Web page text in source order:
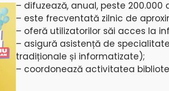
– difuzează, anual, peste 200.000
– este frecventată zilnic de
– oferă utilizatorilor săi acces la
– asigură asistență de
tradiționale și informatizate);
– coordonează activitatea